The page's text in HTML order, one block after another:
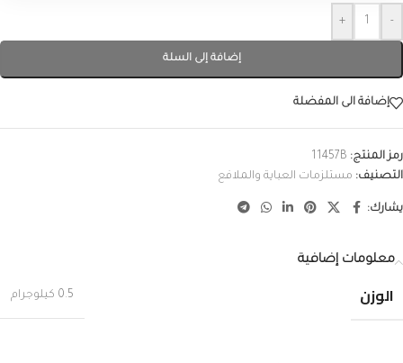
-
+
إضافة إلى السلة
إضافة الى المفضلة
رمز المنتج: 11457B
التصنيف: مستلزمات العباية والملافع
يشارك:
معلومات إضافية
الوزن 0.5 كيلوجرام